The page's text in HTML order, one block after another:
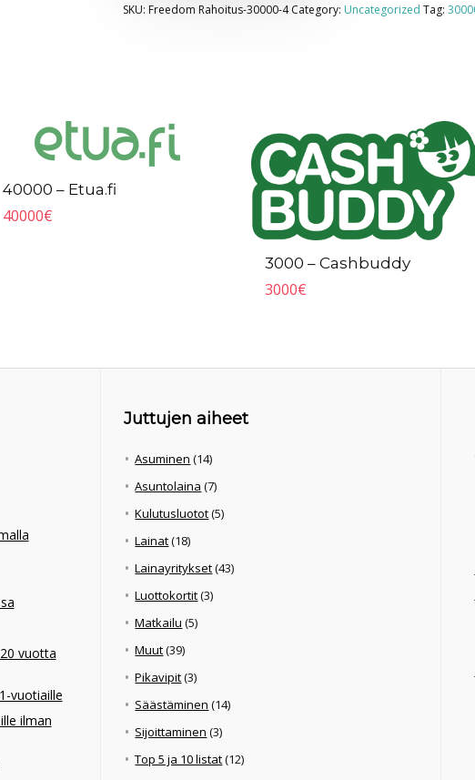
SKU: Freedom Rahoitus-30000-4 Category: Uncategorized Tag:
40000 – Etua.fi
40000€
3000 – Cashbuddy
3000€
vuotta
vuotiaille
ilman
Juttujen aiheet
Asuminen (14)
Asuntolaina (7)
Kulutusluotot(5)
Lainat(18)
Lainayritykset(43)
Luottokortit(3)
Matkailu (5)
Muut(39)
Pikavipit(3)
Säästäminen (14)
Sijoittaminen (3)
Top 5 ja 10 listat(12)